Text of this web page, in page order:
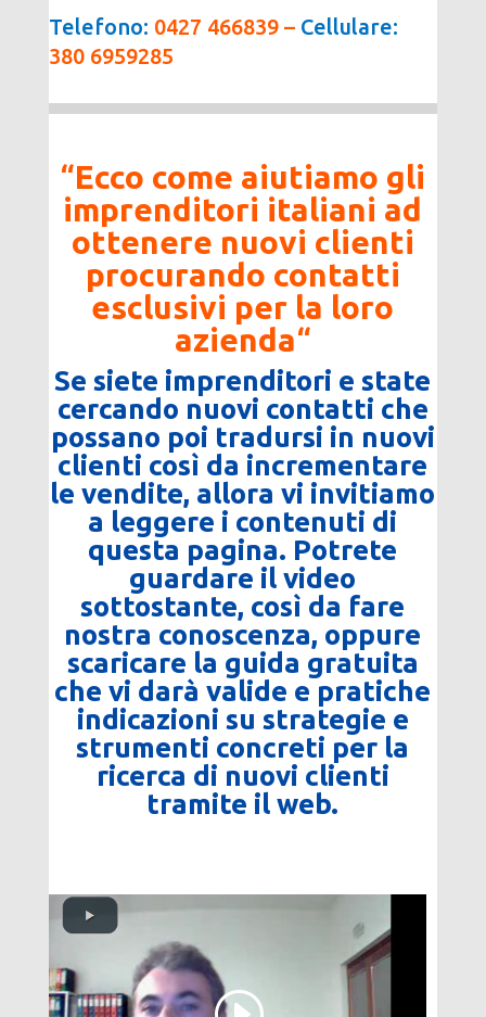
Telefono: 0427 466839 – Cellulare:
380 6959285
“Ecco come aiutiamo gli
imprenditori italiani ad
ottenere nuovi clienti
procurando contatti
esclusivi per la loro
azienda“
Se siete imprenditori e state
cercando nuovi contatti che
possano poi tradursi in nuovi
clienti così da incrementare
le vendite, allora vi invitiamo
a leggere i contenuti di
questa pagina. Potrete
guardare il video
sottostante, così da fare
nostra conoscenza, oppure
scaricare la guida gratuita
che vi darà valide e pratiche
indicazioni su strategie e
strumenti concreti per la
ricerca di nuovi clienti
tramite il web.